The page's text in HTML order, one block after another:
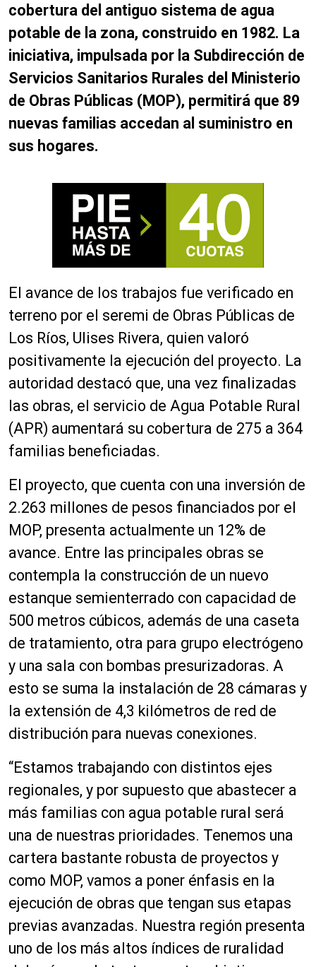
cobertura del antiguo sistema de agua
potable de la zona, construido en 1982. La
iniciativa, impulsada por la Subdirección de
Servicios Sanitarios Rurales del Ministerio
de Obras Públicas (MOP), permitirá que 89
nuevas familias accedan al suministro en
sus hogares.
El avance de los trabajos fue verificado en
terreno por el seremi de Obras Públicas de
Los Ríos, Ulises Rivera, quien valoró
positivamente la ejecución del proyecto. La
autoridad destacó que, una vez finalizadas
las obras, el servicio de Agua Potable Rural
(APR) aumentará su cobertura de 275 a 364
familias beneficiadas.
El proyecto, que cuenta con una inversión de
2.263 millones de pesos financiados por el
MOP, presenta actualmente un 12% de
avance. Entre las principales obras se
contempla la construcción de un nuevo
estanque semienterrado con capacidad de
500 metros cúbicos, además de una caseta
de tratamiento, otra para grupo electrógeno
y una sala con bombas presurizadoras. A
esto se suma la instalación de 28 cámaras y
la extensión de 4,3 kilómetros de red de
distribución para nuevas conexiones.
“Estamos trabajando con distintos ejes
regionales, y por supuesto que abastecer a
más familias con agua potable rural será
una de nuestras prioridades. Tenemos una
cartera bastante robusta de proyectos y
como MOP, vamos a poner énfasis en la
ejecución de obras que tengan sus etapas
previas avanzadas. Nuestra región presenta
uno de los más altos índices de ruralidad